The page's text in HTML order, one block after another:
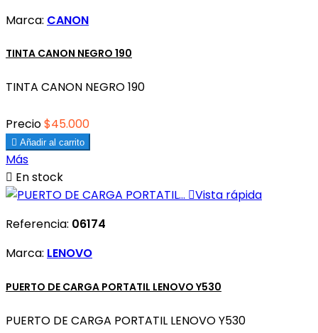
Marca: CANON
TINTA CANON NEGRO 190
TINTA CANON NEGRO 190
Precio$45.000
 Añadir al carrito
Más
 En stock
Vista rápida
Referencia: 06174
Marca: LENOVO
PUERTO DE CARGA PORTATIL LENOVO Y530
PUERTO DE CARGA PORTATIL LENOVO Y530